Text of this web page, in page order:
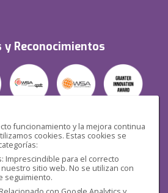
funcionamiento y la mejora continua
cookies. Estas cookies se
Imprescindible para el correcto
sitio web. No se utilizan con
seguimiento.
y Reconocimientos
Seguridad